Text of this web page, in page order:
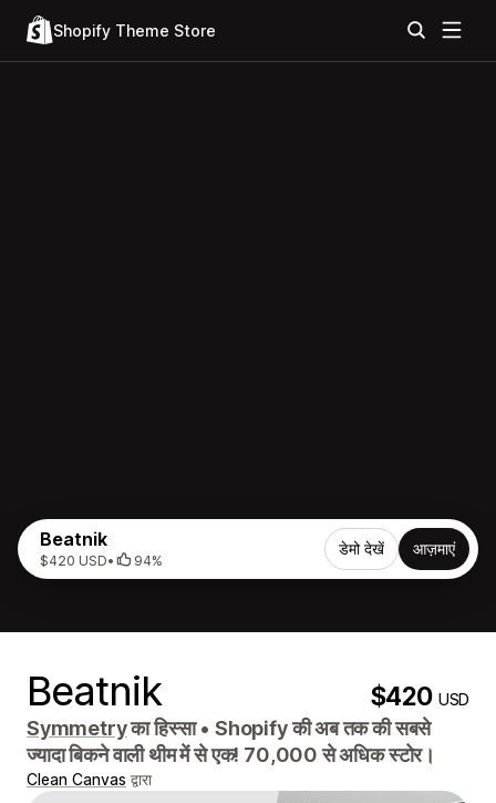
Shopify Theme Store
Beatnik
$420 USD• 94%
डेमो देखें आज़माएं
Beatnik $420USD
Symmetryका हिस्सा• Shopify की अब तक की सबसे
ज्यादा बिकने वाली थीम में से एक! 70,000 से अधिक स्टोर।
Clean Canvas द्वारा